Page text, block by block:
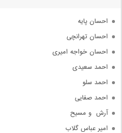
احسان پایه
احسان تهرانچی
احسان خواجه امیری
احمد سعیدی
احمد سلو
احمد صفایی
آرش  و مسیح
امیر عباس گلاب